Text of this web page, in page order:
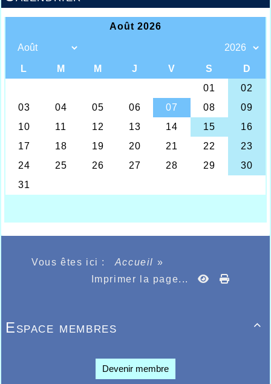
Vous êtes ici : Accueil »
Imprimer la page...

Espace membres
Devenir membre